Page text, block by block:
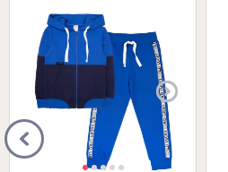
Размеры в наличии:
(86-92) 26 (80-86)